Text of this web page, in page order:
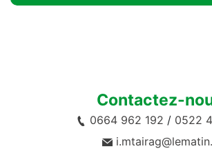
Contactez-
0664 962 192 / 0522